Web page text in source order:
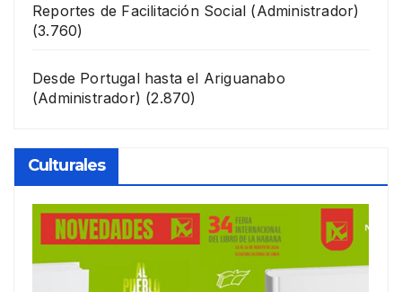
Reportes de Facilitación Social (Administrador)
(3.760)
Desde Portugal hasta el Ariguanabo
(Administrador) (2.870)
Culturales